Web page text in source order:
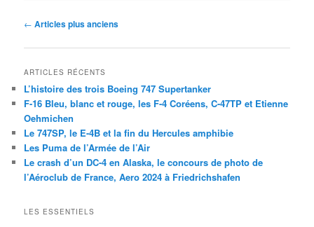
Navigation
articles
← Articles plus anciens
ARTICLES RÉCENTS
L’histoire des trois Boeing 747 Supertanker
F-16 Bleu, blanc et rouge, les F-4 Coréens, C-47TP et Etienne
Oehmichen
Le 747SP, le E-4B et la fin du Hercules amphibie
Les Puma de l’Armée de l’Air
Le crash d’un DC-4 en Alaska, le concours de photo de
l’Aéroclub de France, Aero 2024 à Friedrichshafen
LES ESSENTIELS